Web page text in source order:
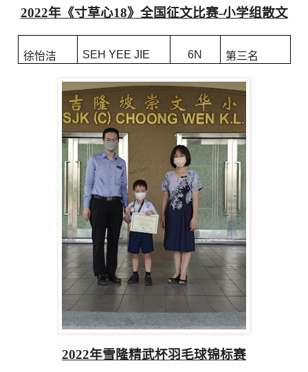
2022年《寸草心18》全国征文比赛-小学组散文
徐怡洁 SEH YEE JIE 6N 第三名
2022年雪隆精武杯羽毛球锦标赛